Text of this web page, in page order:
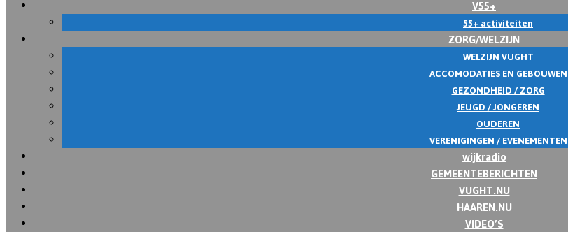
V55+
55+ activiteiten
ZORG/WELZIJN
WELZIJN VUGHT
ACCOMODATIES EN GEBOUWEN
GEZONDHEID / ZORG
JEUGD / JONGEREN
OUDEREN
VERENIGINGEN / EVENEMENTEN
wijkradio
GEMEENTEBERICHTEN
VUGHT.NU
HAAREN.NU
VIDEO’S